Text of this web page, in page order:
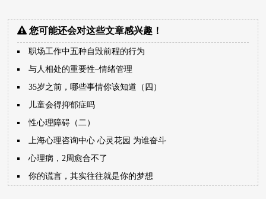
您可能还会对这些文章感兴趣！
职场工作中五种自毁前程的行为
与人相处的重要性–情绪管理
35岁之前，哪些事情你该知道（四）
儿童会得抑郁症吗
性心理障碍（二）
上海心理咨询中心 心灵花园 为谁奋斗
心理病，2周愈合不了
你的谎言，其实往往就是你的梦想